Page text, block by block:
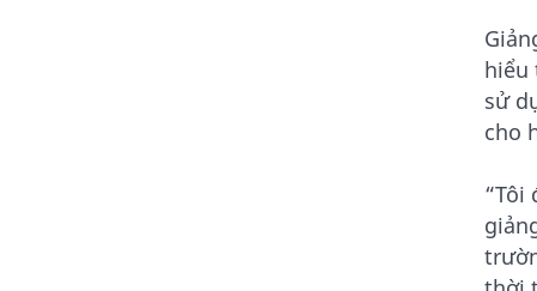
hiểu
sử
cho
“Tôi